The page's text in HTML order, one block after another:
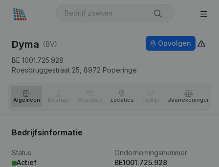
Dyma (BV)
BE 1001.725.928
Roesbruggestraat 25, 8972 Poperinge
Opvolgen
Algemeen Bestuur Structuur Locaties Tijdlijn Jaar­rekeningen
Bedrijfsinformatie
Status
Actief
Ondernemingsnummer
BE1001.725.928